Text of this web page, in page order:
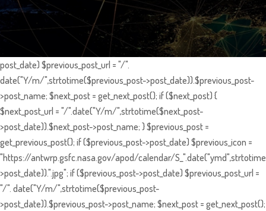
post_date) $previous_post_url = "/".
date("Y/m/",strtotime($previous_post->post_date)).$previous_post-
>post_name; $next_post = get_next_post(); if ($next_post) {
$next_post_url = "/".date("Y/m/",strtotime($next_post-
>post_date)).$next_post->post_name; } $previous_post =
get_previous_post(); if ($previous_post->post_date) $previous_icon =
"https://antwrp.gsfc.nasa.gov/apod/calendar/
>post_date)).".jpg"; if ($previous_post->post_date) $previous_post_url =
"/". date("Y/m/",strtotime($previous_post-
>post_date)).$previous_post->post_name; $next_post = get_next_post();